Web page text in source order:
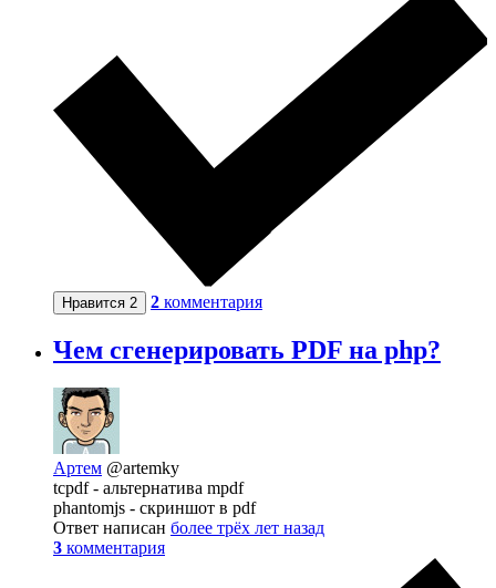
Нравится 2 2 комментария
Чем сгенерировать PDF на php?
Артем @artemky
tcpdf - альтернатива mpdf
phantomjs - скриншот в pdf
Ответ написан более трёх лет назад
3 комментария